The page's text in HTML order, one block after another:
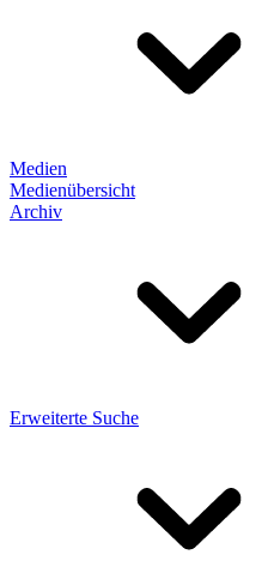
Medien
Medienübersicht
Archiv
Erweiterte Suche